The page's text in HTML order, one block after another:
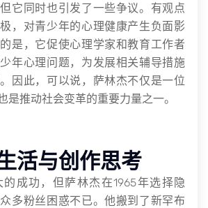
它同时也引发了一些争议。有观点
，对青少年的心理健康产生负面影
是，它促使心理学家和教育工作者
年心理问题，为发展相关辅导措施
因此，可以说，萨林杰不仅是一位
是推动社会变革的重要力量之一。
活与创作思考
成功，但萨林杰在1965年选择隐
多粉丝困惑不已。他搬到了新罕布